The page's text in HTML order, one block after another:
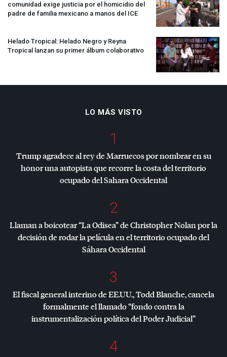
comunidad exige justicia por el homicidio del
padre de familia mexicano a manos del ICE
Helado Tropical: Helado Negro y Reyna
Tropical lanzan su primer álbum colaborativo
LO MÁS VISTO
1
Trump agradece al rey de Marruecos por nombrar en su
honor una autopista que recorre la costa del territorio
ocupado del Sahara Occidental
2
Llaman a boicotear “La Odisea” de Christopher Nolan por la
decisión de rodar la película en el territorio ocupado del
Sáhara Occidental
3
El fiscal general interino de EE.UU., Todd Blanche, cancela
formalmente el llamado “fondo contra la
instrumentalización política del Poder Judicial”
4